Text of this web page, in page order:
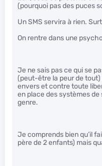
(pourquoi pas des puces
Un SMS servira à rien.
On rentre dans une
Je ne sais pas ce qui se
(peut-être la peur de
envers et contre toute
en place des systèmes
genre.
Je comprends bien qu’il
père de 2 enfants) mais